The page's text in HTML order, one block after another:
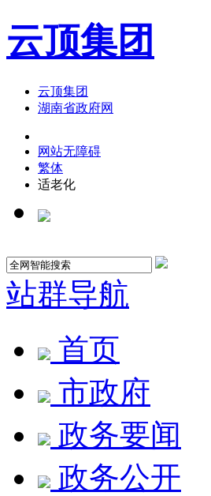
云顶集团
云顶集团
湖南省政府网
网站无障碍
繁体
适老化
站群导航
首页
市政府
政务要闻
政务公开